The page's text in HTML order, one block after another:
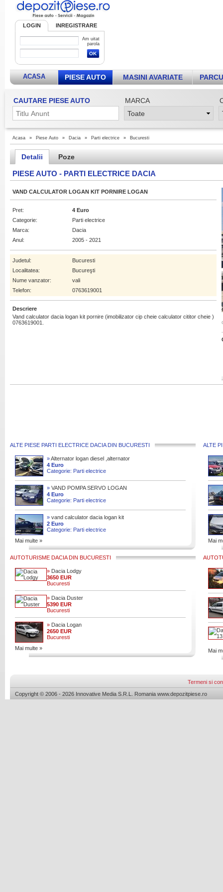
LOGIN INREGISTRARE
Am uitat
parola
ACASA PIESE AUTO MASINI AVARIATE
CAUTARE PIESE AUTO MARCA
Acasa » Piese Auto » Dacia » Parti electrice » Bucuresti
Detalii Poze
PIESE AUTO - PARTI ELECTRICE DACIA
VAND CALCULATOR LOGAN KIT PORNIRE LOGAN
Pret:
4 Euro
Categorie:
Parti electrice
Marca:
Dacia
Anul:
2005 - 2021
Judetul:
Bucuresti
Localitatea:
Bucureşti
Nume vanzator:
vali
Telefon:
0763619001
Descriere
Vand calculator dacia logan kit pornire (imobilizator cip cheie calculator cititor cheie )
0763619001.
ALTE PIESE PARTI ELECTRICE DACIA DIN BUCURESTI
»Alternator logan diesel ,alternator
dacia logan 1.5dci . vand alternator
dacia logan diesel 1.5 dci
4 Euro
Categorie: Parti electrice
» VAND POMPA SERVO LOGAN
POMPA SERVODIRECTIE
ELECTRICA LOGAN POMPA
4 Euro
Categorie: Parti electrice
» vand calculator dacia logan kit
pornire (imobilizator, cip cheie,
calculator, cititor cheie ) 0763
2 Euro
Categorie: Parti electrice
Mai multe »
ALTE
Mai
AUTOTURISME DACIA DIN BUCURESTI
» Dacia Lodgy
3650 EUR
Bucuresti
» Dacia Duster
5390 EUR
Bucuresti
» Dacia Logan
2650 EUR
Bucuresti
Mai multe »
Mai
Termeni si
Copyright © 2006 - 2026 Innovative Media S.R.L. Romania www.depozitpiese.ro